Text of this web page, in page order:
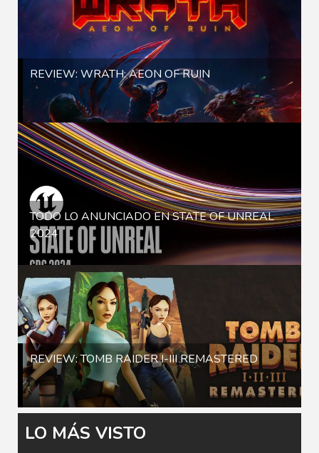
REVIEW: WRATH: AEON OF RUIN
TODO LO ANUNCIADO EN STATE OF UNREAL
2024
REVIEW: TOMB RAIDER I-III REMASTERED
LO MÁS VISTO